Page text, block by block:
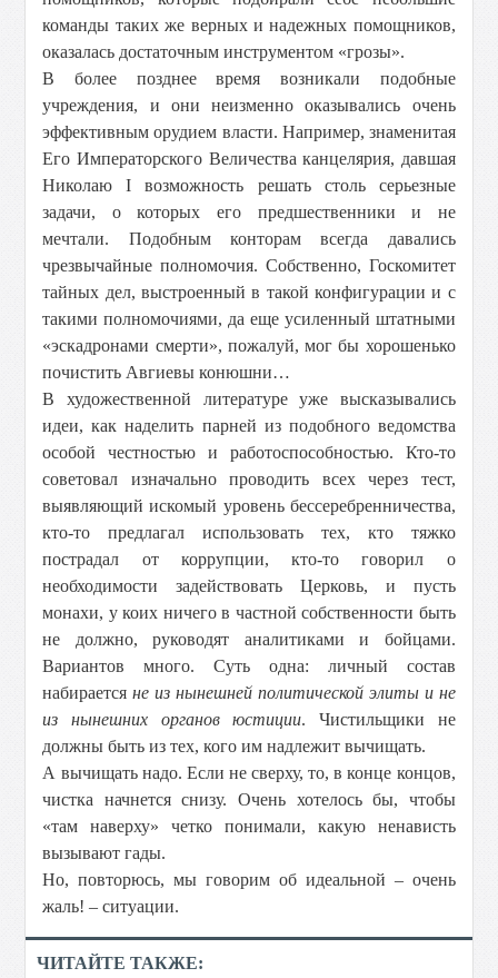
команды таких же верных и надежных помощников,
оказалась достаточным инструментом «грозы».
В более позднее время возникали подобные
учреждения, и они неизменно оказывались очень
эффективным орудием власти. Например, знаменитая
Его Императорского Величества канцелярия, давшая
Николаю I возможность решать столь серьезные
задачи, о которых его предшественники и не
мечтали. Подобным конторам всегда давались
чрезвычайные полномочия. Собственно, Госкомитет
тайных дел, выстроенный в такой конфигурации и с
такими полномочиями, да еще усиленный штатными
«эскадронами смерти», пожалуй, мог бы хорошенько
почистить Авгиевы конюшни…
В художественной литературе уже высказывались
идеи, как наделить парней из подобного ведомства
особой честностью и работоспособностью. Кто-то
советовал изначально проводить всех через тест,
выявляющий искомый уровень бессеребренничества,
кто-то предлагал использовать тех, кто тяжко
пострадал от коррупции, кто-то говорил о
необходимости задействовать Церковь, и пусть
монахи, у коих ничего в частной собственности быть
не должно, руководят аналитиками и бойцами.
Вариантов много. Суть одна: личный состав
набираетсяне из нынешней политической элиты и не
из нынешних органов юстиции. Чистильщики не
должны быть из тех, кого им надлежит вычищать.
А вычищать надо. Если не сверху, то, в конце концов,
чистка начнется снизу. Очень хотелось бы, чтобы
«там наверху» четко понимали, какую ненависть
вызывают гады.
Но, повторюсь, мы говорим об идеальной – очень
жаль! – ситуации.
ЧИТАЙТЕ ТАКЖЕ: